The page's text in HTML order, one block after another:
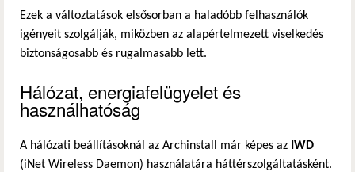
Ezek a változtatások elsősorban a haladóbb felhasználók
igényeit szolgálják, miközben az alapértelmezett viselkedés
biztonságosabb és rugalmasabb lett.
Hálózat, energiafelügyelet és
használhatóság
A hálózati beállításoknál az Archinstall már képes az IWD
(iNet Wireless Daemon) használatára háttérszolgáltatásként.